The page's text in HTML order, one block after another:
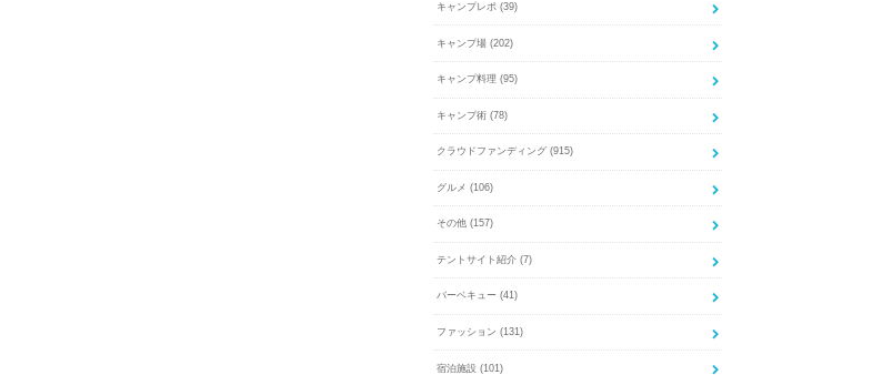
キャンプレポ (39)
キャンプ場 (202)
キャンプ料理 (95)
キャンプ術 (78)
クラウドファンディング (915)
グルメ (106)
その他 (157)
テントサイト紹介 (7)
バーベキュー (41)
ファッション (131)
宿泊施設 (101)